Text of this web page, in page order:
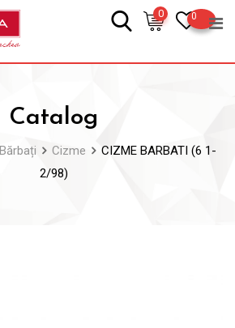
0
0
Catalog
Bărbați Cizme
CIZME BARBATI (6 1-
2/98)